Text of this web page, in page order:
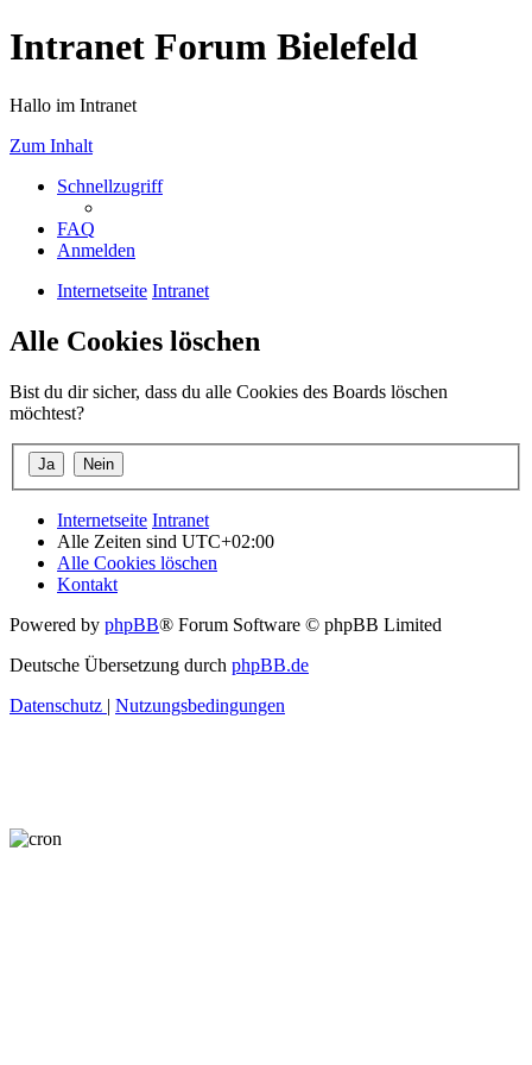
Intranet Forum Bielefeld
Hallo im Intranet
Zum Inhalt
Schnellzugriff
FAQ
Anmelden
Internetseite Intranet
Alle Cookies löschen
Bist du dir sicher, dass du alle Cookies des Boards löschen
möchtest?
Internetseite Intranet
Alle Zeiten sind UTC+02:00
Alle Cookies löschen
Kontakt
Powered by phpBB® Forum Software © phpBB Limited
Deutsche Übersetzung durch phpBB.de
Datenschutz | Nutzungsbedingungen